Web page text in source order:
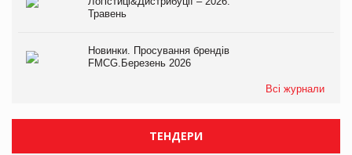
Травень
Новинки. Просування брендів
FMCG.Березень 2026
Всі журнали
ТЕНДЕРИ